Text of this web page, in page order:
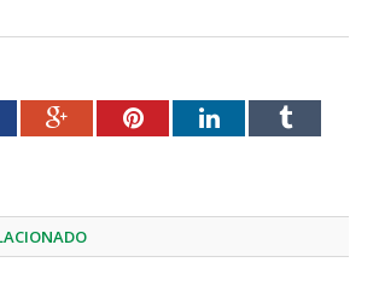
Google+PinterestLinkedInTumblr